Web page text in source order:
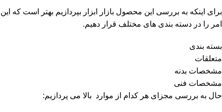
برای اینکه به بررسی این محصول بازار ابزار بپردازیم بهتر است که این
امر را در دسته بندی های مختلف قرار دهیم.
بسته بندی
متعلقات
مشخصات بدنه
مشخصات فنی
حال به بررسی مجزای هر کدام از موارد بالا می پردازیم: